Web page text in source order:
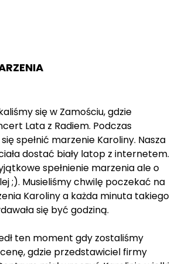
się w Zamościu, gdzie
Lata z Radiem. Podczas
spełnić marzenie Karoliny. Nasza
dostać biały latop z internetem.
spełnienie marzenia ale o
;). Musieliśmy chwilę poczekać na
Karoliny a każda minuta takiego
się być godziną.
ten moment gdy zostaliśmy
gdzie przedstawiciel firmy